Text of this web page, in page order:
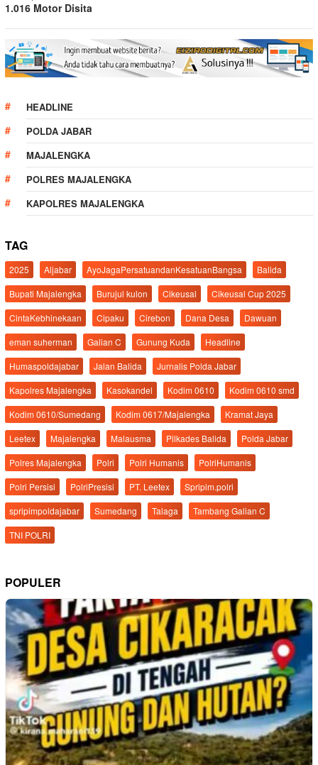
1.016 Motor Disita
HEADLINE
POLDA JABAR
MAJALENGKA
POLRES MAJALENGKA
KAPOLRES MAJALENGKA
TAG
2025 Aljabar AyoJagaPersatuandanKesatuanBangsa
Balida
Bupati Majalengka
Burujul kulon Cikeusal
Cikeusal Cup 2025
CintaKebhinekaan
Cipaku Cirebon Dana Desa
Dawuan
eman suherman
Galian C Gunung Kuda
Headline
Humaspoldajabar
Jalan Balida
Jurnalis Polda Jabar
Kapolres Majalengka
Kasokandel Kodim 0610
Kodim 0610 smd
Kodim 0610/Sumedang
Kodim 0617/Majalengka
Kramat Jaya
Leetex
Majalengka Malausma Pilkades Balida
Polda Jabar
Polres Majalengka
Polri Polri Humanis
PolriHumanis
Polri Persisi
PolriPresisi PT. Leetex
Spripim.polri
spripimpoldajabar
Sumedang Talaga
Tambang Galian C
TNI POLRI
POPULER